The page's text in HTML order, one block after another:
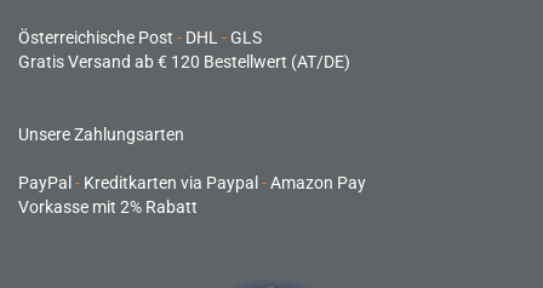
Österreichische Post - DHL -GLS
Gratis Versand ab € 120 Bestellwert (AT/DE)
Unsere Zahlungsarten
PayPal - Kreditkarten via Paypal -Amazon Pay
Vorkasse mit 2% Rabatt